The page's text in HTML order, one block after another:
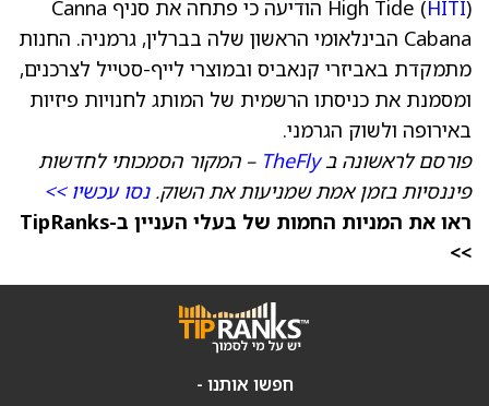
High Tide (HITI
) הודיעה כי פתחה את סניף Canna
Cabana הבינלאומי הראשון שלה בברלין, גרמניה. החנות
מתמקדת באביזרי קנאביס ובמוצרי לייף-סטייל לצרכנים,
ומסמנת את כניסתו הרשמית של המותג לחנויות פיזיות
באירופה ולשוק הגרמני.
פורסם לראשונה בTheFly – המקור הסמכותי לחדשות
פיננסיות בזמן אמת שמניעות את השוק.נסו עכשיו >>
ראו את המניות החמות של בעלי העניין ב-TipRanks
>>
חפשו אותנו -